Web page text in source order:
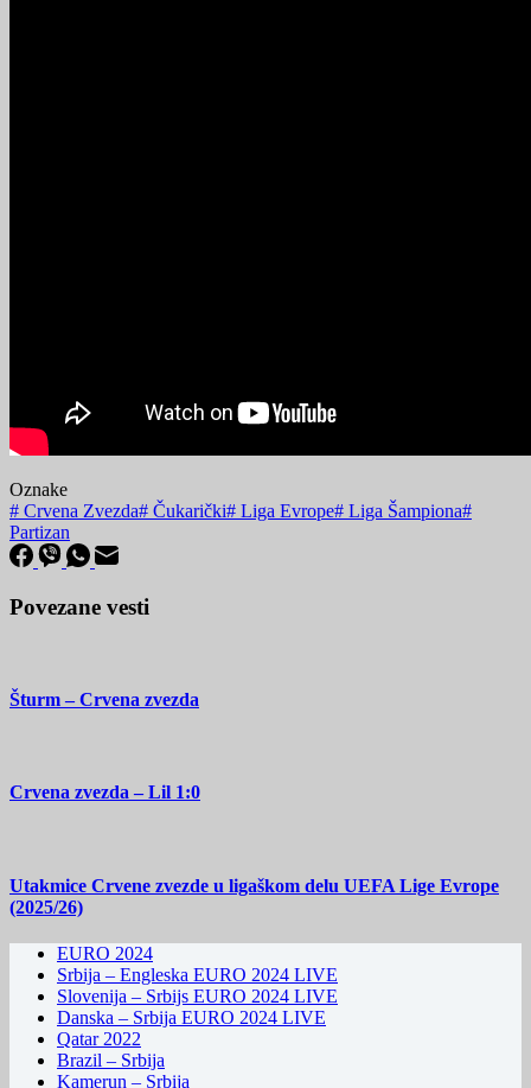
Oznake
# Crvena Zvezda# Čukarički# Liga Evrope# Liga Šampiona#
Partizan
Povezane vesti
Šturm – Crvena zvezda
Crvena zvezda – Lil 1:0
Utakmice Crvene zvezde u ligaškom delu UEFA Lige Evrope
(2025/26)
EURO 2024
Srbija – Engleska EURO 2024 LIVE
Slovenija – Srbijs EURO 2024 LIVE
Danska – Srbija EURO 2024 LIVE
Qatar 2022
Brazil – Srbija
Kamerun – Srbija